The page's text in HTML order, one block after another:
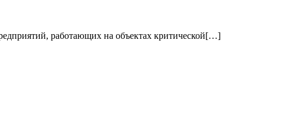
работающих на объектах критической[…]